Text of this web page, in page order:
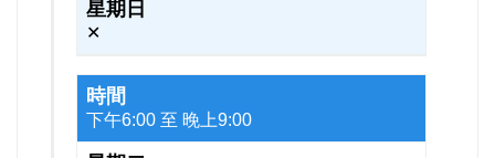
✕
下午6:00 至 晚上9:00